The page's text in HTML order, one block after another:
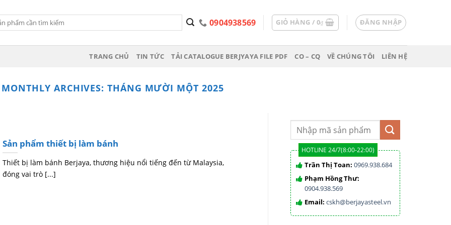
0904938569 GIỎ HÀNG / 0₫ ĐĂNG NHẬP
TRANG CHỦ TIN TỨC TẢI CATALOGUE BERJYAYA FILE PDF CO – CQ VỀ CHÚNG TÔI LIÊN HỆ
MONTHLY ARCHIVES:THÁNG MƯỜI MỘT 2025
Sản phẩm thiết bị làm bánh
Thiết bị làm bánh Berjaya, thương hiệu nổi tiếng đến từ Malaysia,
đóng vai trò [...]
HOTLINE 24/7(8:00-22:00)
Trần Thị Toan: 0969.938.684
Phạm Hồng Thư:
0904.938.569
Email: cskh@berjayasteel.vn